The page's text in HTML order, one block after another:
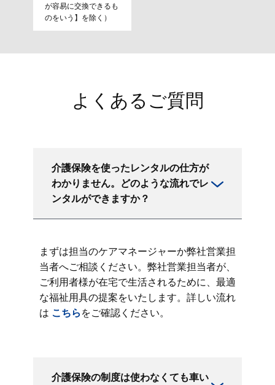
が容易に交換できるも
のをいう】を除く）
よくあるご質問
介護保険を使ったレンタルの仕方が
わかりません。どのような流れでレ
ンタルができますか？
まずは担当のケアマネージャーか弊社営業担
当者へご相談ください。弊社営業担当者が、
ご利用者様が在宅で生活されるために、最適
な福祉用具の提案をいたします。詳しい流れ
は こちらをご確認ください。
介護保険の制度は使わなくても車い